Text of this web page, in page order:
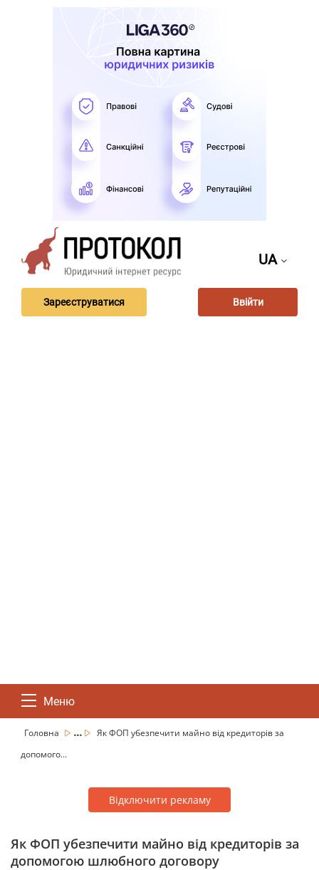
UA
Зареєструватися Ввійти
Меню
Головна ...
Як ФОП убезпечити майно від кредиторів за
допомого...
Відключити рекламу
Як ФОП убезпечити майно від кредиторів за
допомогою шлюбного договору